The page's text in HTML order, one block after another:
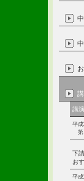
講
平
第
下
お
平